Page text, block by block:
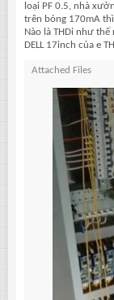
loại PF 0.5, nhà
trên bóng 170mA
Nào là THDi như
DELL 17inch của e
Attached Files